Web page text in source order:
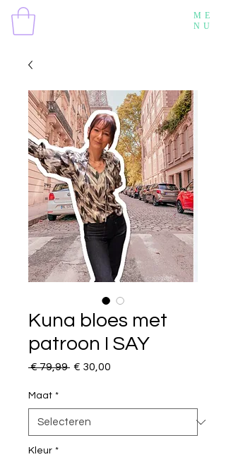
ME
NU
Kuna bloes met
patroon I SAY
€ 79,99 Normale
€ 30,00
Maat *
Kleur *